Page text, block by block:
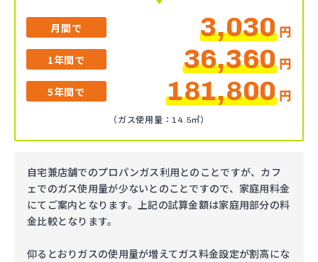
月間で 3,030円
1年間で 36,360円
5年間で 181,800円
（ガス使用量：14.5㎥）
自宅兼店舗でのプロパンガス利用とのことですが、カフ
ェでのガス使用量が少ないとのことですので、家庭用料金
にてご案内となります。上記の試算金額は家庭用部分の料
金比較となります。
仰るとおりガスの使用量が増えてガス料金設定が割高にな